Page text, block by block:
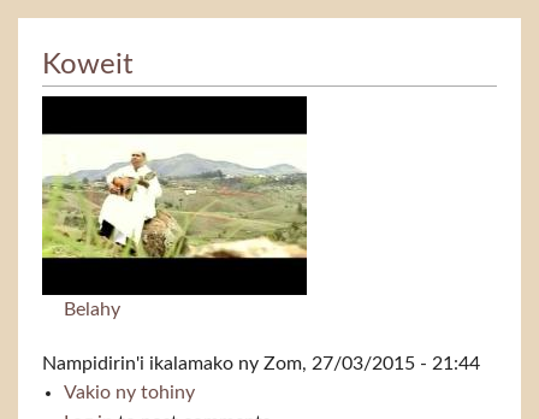
Koweit
Belahy
Nampidirin'i ikalamako ny Zom, 27/03/2015 - 21:44
Vakio ny tohinyKoweit